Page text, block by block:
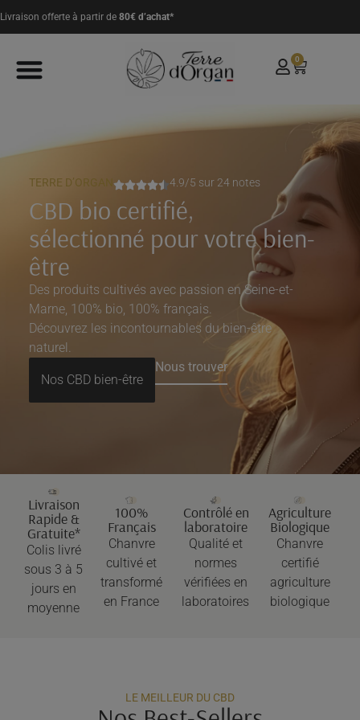
Livraison offerte à partir de 80€ d’achat*
0
TERRE D’ORGAN 4.9/5 sur 24 notes
CBD bio certifié,
sélectionné pour votre bien-
être
Des produits cultivés avec passion en Seine-et-
Marne, 100% bio, 100% français.
Découvrez les incontournables du bien-être
naturel.
Nos CBD bien-être
Nous trouver
Livraison
Rapide &
Gratuite*
Colis livré
sous 3 à 5
jours en
moyenne
100%
Français
Chanvre
cultivé et
transformé
en France
Contrôlé en
laboratoire
Qualité et
normes
vérifiées en
laboratoires
Agriculture
Biologique
Chanvre
certifié
agriculture
biologique
LE MEILLEUR DU CBD